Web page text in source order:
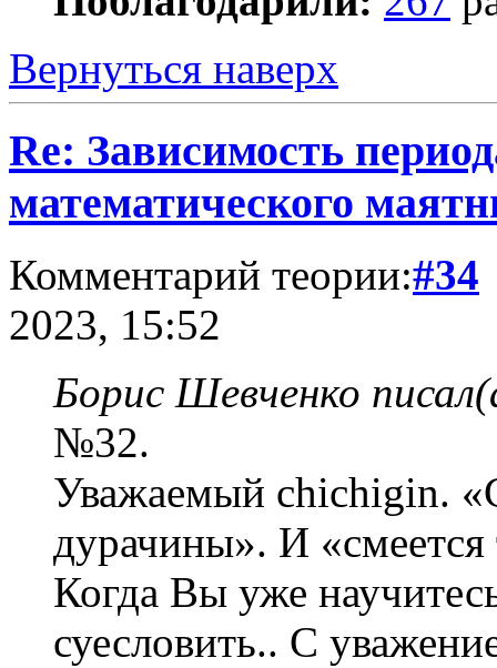
Вернуться наверх
Re: Зависимость
математического
Комментарий теории:#34
2023, 15:52
Борис Шевченко
№32.
Уважаемый chichigin.
дурачины». И «смеется
Когда Вы уже
суесловить.. С